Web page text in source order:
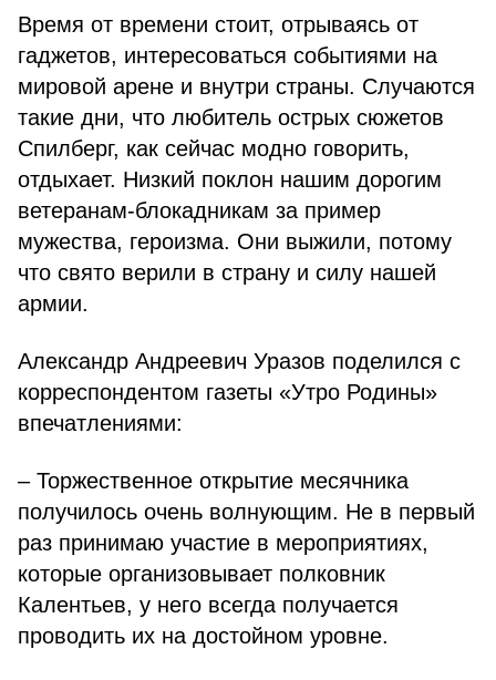
Время от времени стоит, отрываясь от
гаджетов, интересоваться событиями на
мировой арене и внутри страны. Случаются
такие дни, что любитель острых сюжетов
Спилберг, как сейчас модно говорить,
отдыхает. Низкий поклон нашим дорогим
ветеранам-блокадникам за пример
мужества, героизма. Они выжили, потому
что свято верили в страну и силу нашей
армии.
Александр Андреевич Уразов поделился с
корреспондентом газеты «Утро Родины»
впечатлениями:
– Торжественное открытие месячника
получилось очень волнующим. Не в первый
раз принимаю участие в мероприятиях,
которые организовывает полковник
Калентьев, у него всегда получается
проводить их на достойном уровне.